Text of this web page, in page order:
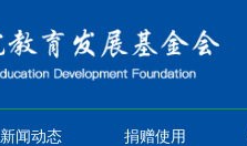
新闻动态 捐赠使用